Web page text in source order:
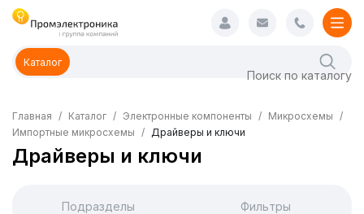
Каталог
Главная Каталог Электронные компоненты
Микросхемы
Импортные микросхемы
Драйверы и ключи
Драйверы и ключи
Подразделы Фильтры